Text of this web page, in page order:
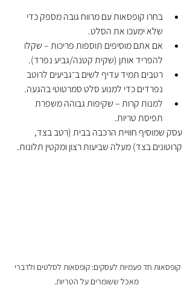
בחרו קופסאות עם מרווח גובה מספק כדי
שלא ימעכו את הסלט.
אם אתם מוסיפים תוספות פריכות – שקלו
להפריד אותן (שקית קטנה/גביע נפרד).
רטבים תמיד עדיף לשים ב־גביעים לרוטב
נפרדים כדי למנוע סלט סמרטוטי בהגעה.
למנות קרות – שקיפות גבוהה משפרת
תפיסת טריות.
עסק שמוסיף חוויית הרכבה בבית (רטב בצד,
קרוטונים בצד) מעלה שביעות רצון ומקטין תלונות.
קופסאות חד פעמיות לעסקים: קופסאות לסלטים ולדברי
מאכל ששומרים על הטריות.